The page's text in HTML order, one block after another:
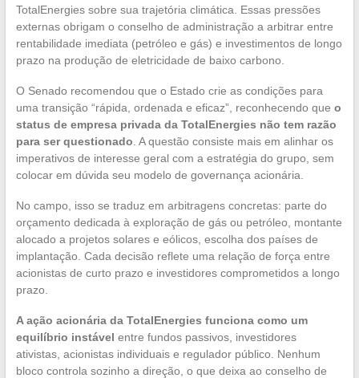
TotalEnergies sobre sua trajetória climática. Essas pressões
externas obrigam o conselho de administração a arbitrar entre
rentabilidade imediata (petróleo e gás) e investimentos de longo
prazo na produção de eletricidade de baixo carbono.
O Senado recomendou que o Estado crie as condições para
uma transição “rápida, ordenada e eficaz”, reconhecendo que o
status de empresa privada da TotalEnergies não tem razão
para ser questionado . A questão consiste mais em alinhar os
imperativos de interesse geral com a estratégia do grupo, sem
colocar em dúvida seu modelo de governança acionária.
No campo, isso se traduz em arbitragens concretas: parte do
orçamento dedicada à exploração de gás ou petróleo, montante
alocado a projetos solares e eólicos, escolha dos países de
implantação. Cada decisão reflete uma relação de força entre
acionistas de curto prazo e investidores comprometidos a longo
prazo.
A ação acionária da TotalEnergies funciona como um
equilíbrio instável entre fundos passivos, investidores
ativistas, acionistas individuais e regulador público. Nenhum
bloco controla sozinho a direção, o que deixa ao conselho de